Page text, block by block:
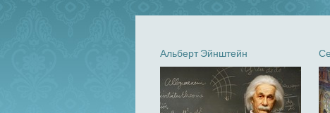
Альберт Эйнштейн